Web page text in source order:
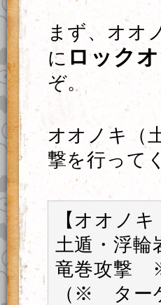
まず、オオ
に ロック
ぞ。
オオノキ（
撃を行って
【オオノ
土遁・浮輪
竜巻攻撃
（※ ター